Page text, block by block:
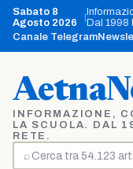
Vai
contenuto
Sabato 8
Agosto 2026
Dal 1998
Canale Telegram
INFORMAZIONE,
LA SCUOLA. DAL
RETE.
⌕
Cerca